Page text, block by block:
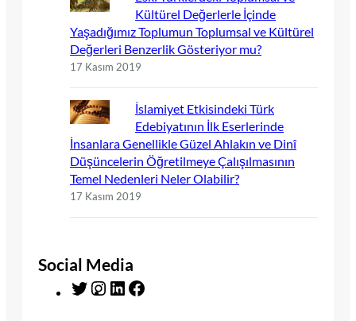
Kültürel Değerlerle İçinde
Yaşadığımız Toplumun Toplumsal ve Kültürel
Değerleri Benzerlik Gösteriyor mu?
17 Kasım 2019
İslamiyet Etkisindeki Türk
Edebiyatının İlk Eserlerinde
İnsanlara Genellikle Güzel Ahlakın ve Dinî
Düşüncelerin Öğretilmeye Çalışılmasının
Temel Nedenleri Neler Olabilir?
17 Kasım 2019
Social Media
T
I
L